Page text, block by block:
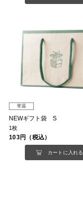
常温
NEWギフト袋 S
1枚
103円（税込）
カートに入れる